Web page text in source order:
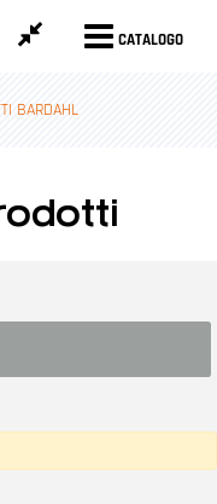
CATALOGO
BARDAHL